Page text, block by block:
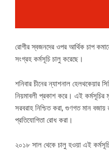
রোগীর স্বজনদের ওপর আর্থিক চাপ
সংগ্রহ কর্মসূচি চালু করেছে।
শনিবার চীনের ন্যাশনাল হেলথকেয়ার
নিয়মাবলী প্রকাশ করে। এই
সরবরাহ নিশ্চিত করা, গুণগত মান বজায়
প্রতিযোগিতা রোধ করা।
২০১৮ সাল থেকে চালু হওয়া এই